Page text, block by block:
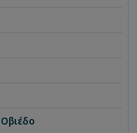
Οβιέδο